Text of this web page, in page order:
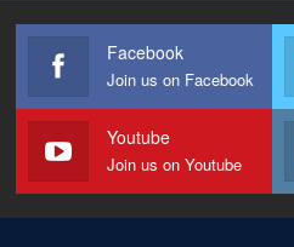
Facebook
Join us on Facebook
Youtube
Join us on Youtube